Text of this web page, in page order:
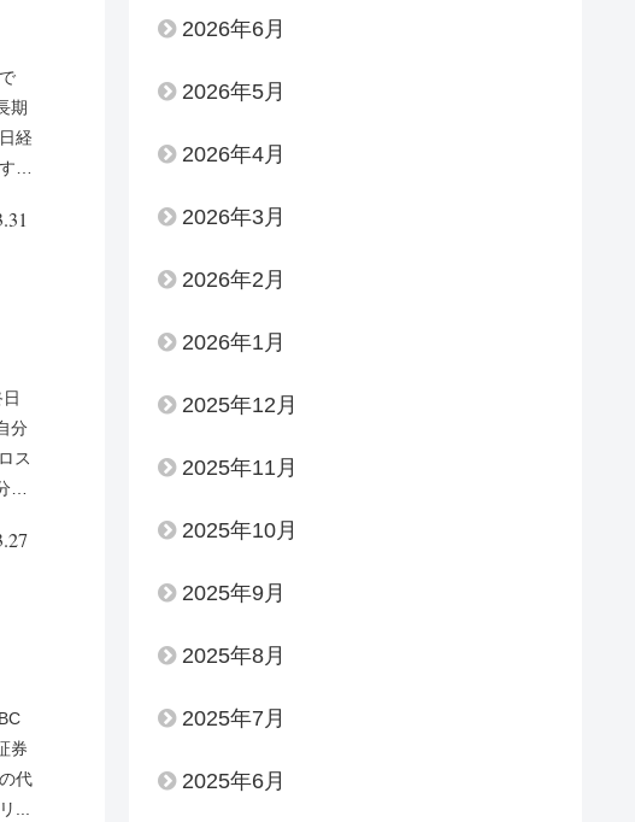
期
経
。
分
ス
券
代
...
2026年6月
2026年5月
2026年4月
2026年3月
2026年2月
2026年1月
2025年12月
2025年11月
2025年10月
2025年9月
2025年8月
2025年7月
2025年6月